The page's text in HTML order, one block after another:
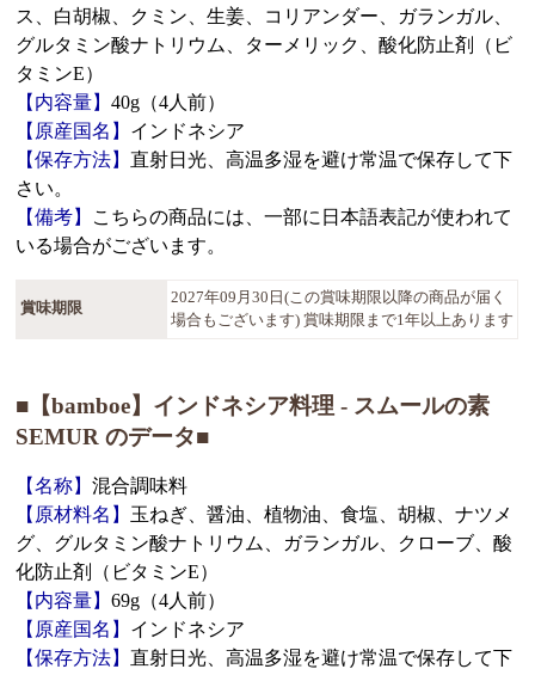
ス、白胡椒、クミン、生姜、コリアンダー、ガランガル、
グルタミン酸ナトリウム、ターメリック、酸化防止剤（ビ
タミンE）
【内容量】40g（4人前）
【原産国名】 インドネシア
【保存方法】直射日光、高温多湿を避け常温で保存して下
さい。
【備考】 こちらの商品には、一部に日本語表記が使われて
いる場合がございます。
賞味期限
2027年09月30日(この賞味期限以降の商品が届く
場合もございます) 賞味期限まで1年以上あります
■【bamboe】インドネシア料理 - スムールの素
SEMUR のデータ■
【名称】混合調味料
【原材料名】 玉ねぎ、醤油、植物油、食塩、胡椒、ナツメ
グ、グルタミン酸ナトリウム、ガランガル、クローブ、酸
化防止剤（ビタミンE）
【内容量】69g（4人前）
【原産国名】 インドネシア
【保存方法】直射日光、高温多湿を避け常温で保存して下